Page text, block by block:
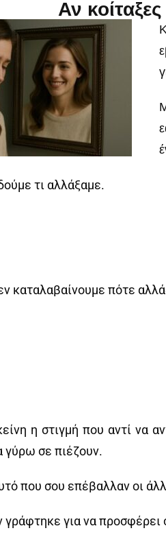
Αν
τι αλλάξαμε.
καταλαβαίνουμε πότε
η στιγμή που αντί να
γύρω σε πιέζουν.
που σου επέβαλλαν οι
γράφτηκε για να προσφέρει